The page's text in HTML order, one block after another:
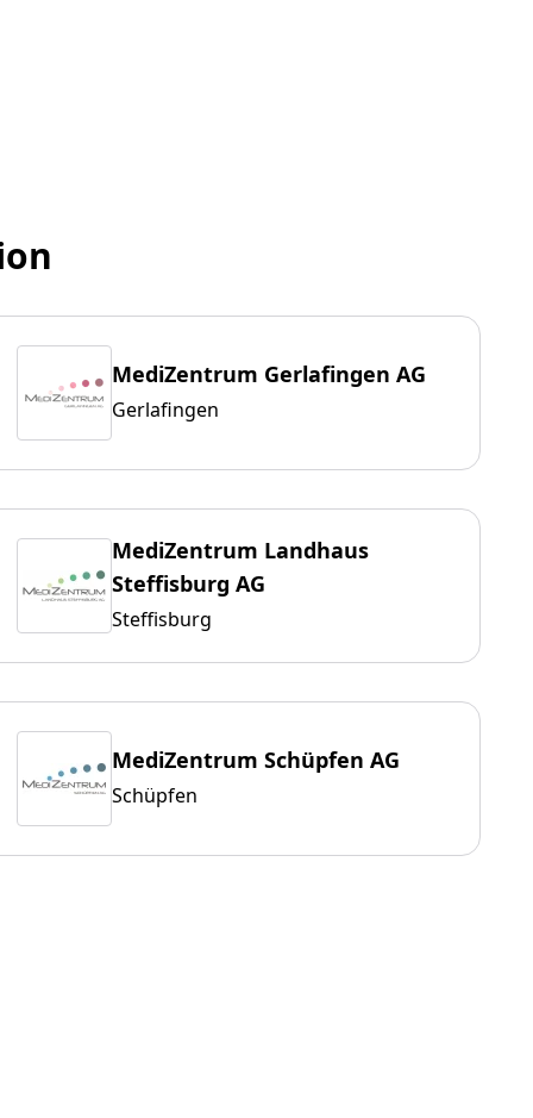
MediZentrum Gerlafingen AG
Gerlafingen
MediZentrum Landhaus
Steffisburg AG
Steffisburg
MediZentrum Schüpfen AG
Schüpfen